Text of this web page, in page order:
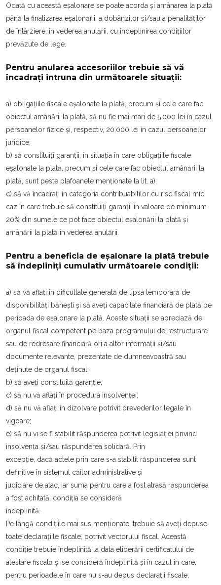
Odată cu această eșalonare se poate acorda și amânarea la plată
până la finalizarea eșalonării, a dobânzilor și/sau a penalităților
de întârziere, în vederea anulării, cu îndeplinirea condițiilor
prevăzute de lege.
Pentru anularea accesoriilor trebuie să vă
încadrați intruna din următoarele situații:
a) obligaţiile fiscale eşalonate la plată, precum şi cele care fac
obiectul amânării la plată, să nu fie mai mari de 5.000 lei în cazul
persoanelor fizice şi, respectiv, 20.000 lei în cazul persoanelor
juridice;
b) să constituiți garanții, în situația în care obligaţiile fiscale
eşalonate la plată, precum şi cele care fac obiectul amânării la
plată, sunt peste plafoanele menționate la lit. a);
c) să vă încadrați în categoria contribuabililor cu risc fiscal mic,
caz în care trebuie să constituiți garanții în valoare de minimum
20% din sumele ce pot face obiectul eşalonării la plată și
amânării la plată în vederea anulării.
Pentru a beneficia de eșalonare la plată trebuie
să îndepliniți cumulativ următoarele condiții:
a) să vă aflați în dificultate generată de lipsa temporară de
disponibilități bănești și să aveți capacitate financiară de plată pe
perioada de eșalonare la plată. Aceste situații se apreciază de
organul fiscal competent pe baza programului de restructurare
sau de redresare financiară ori a altor informații și/sau
documente relevante, prezentate de dumneavoastră sau
deținute de organul fiscal;
b) să aveți constituită garanție;
c) să nu vă aflați în procedura insolvenței;
d) să nu vă aflați în dizolvare potrivit prevederilor legale în
vigoare;
e) să nu vi se fi stabilit răspunderea potrivit legislației privind
insolvența și/sau răspunderea solidară. Prin
excepție, dacă actele prin care s-a stabilit răspunderea sunt
definitive în sistemul căilor administrative și
judiciare de atac, iar suma pentru care a fost atrasă răspunderea
a fost achitată, condiția se consideră
îndeplinită.
Pe lângă condițiile mai sus menționate, trebuie să aveți depuse
toate declarațiile fiscale, potrivit vectorului fiscal. Această
condiție trebuie îndeplinită la data eliberării certificatului de
atestare fiscală și se consideră îndeplinită și în cazul în care,
pentru perioadele în care nu s-au depus declarații fiscale,